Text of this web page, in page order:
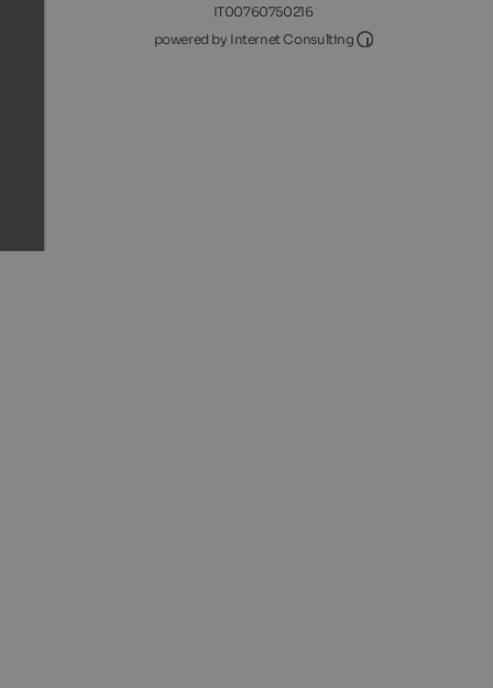
IT00760750216
powered by Internet Consulting
Internet